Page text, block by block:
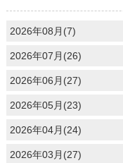
2026年08月(7)
2026年07月(26)
2026年06月(27)
2026年05月(23)
2026年04月(24)
2026年03月(27)